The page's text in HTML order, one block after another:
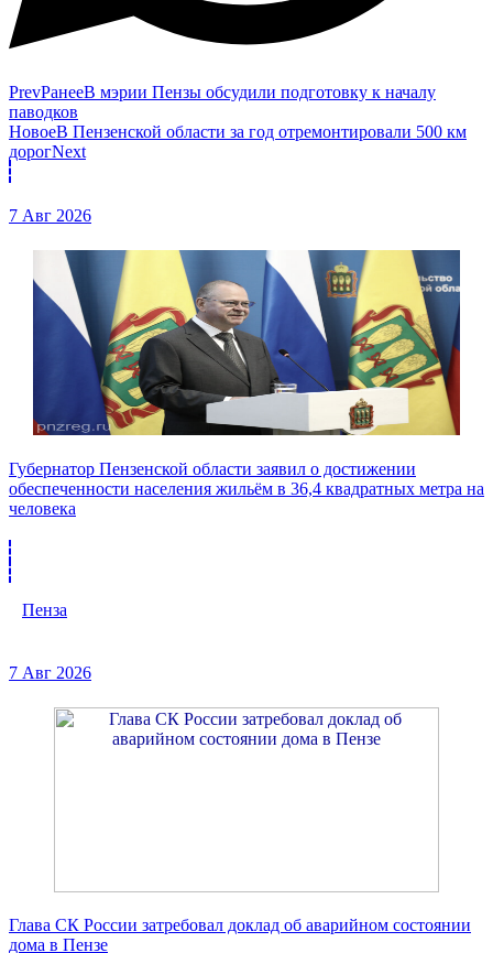
PrevРанееВ мэрии Пензы обсудили подготовку к началу
паводков
НовоеВ Пензенской области за год отремонтировали 500 км
дорогNext
7 Авг 2026
Губернатор Пензенской области заявил о достижении
обеспеченности населения жильём в 36,4 квадратных метра на
человека
Пенза
7 Авг 2026
Глава СК России затребовал доклад об аварийном состоянии
дома в Пензе